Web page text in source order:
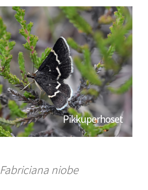
Pikkuperhoset
Fabriciana niobe